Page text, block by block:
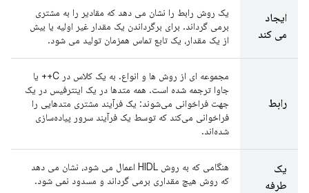
ایجاد
می کند
یک روش رابط را نشان می دهد که مقادیر را به مشتری
برمی گرداند. برای برگرداندن یک مقدار غیر اولیه یا بیش
از یک مقدار، یک تابع تماس همزمان تولید می شود.
رابط
مجموعه ای از روش ها و انواع. به یک کلاس در C++ یا
جاوا ترجمه شده است. همه متدها در یک اینترفیس در یک
جهت فراخوانی می‌شوند: یک فرآیند مشتری متدهایی را
فراخوانی می‌کند که توسط یک فرآیند سرور پیاده‌سازی
شده‌اند.
یک
طرفه
هنگامی که به روش HIDL اعمال می شود، نشان می دهد
که روش هیچ مقداری برمی گرداند و مسدود نمی شود.